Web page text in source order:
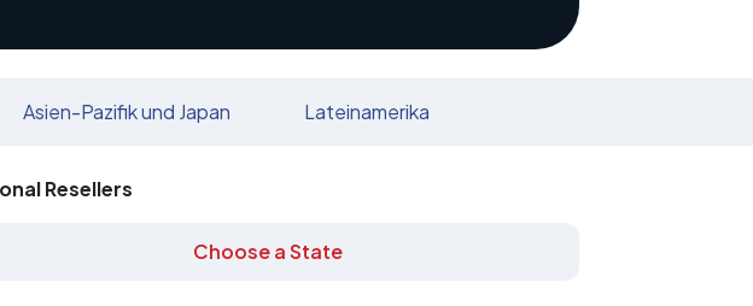
Asien-Pazifik und Japan Lateinamerika
Resellers
Choose a State